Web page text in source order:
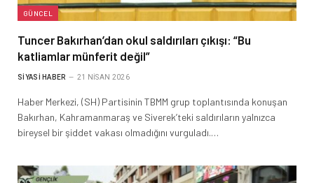
GÜNCEL
Tuncer Bakırhan’dan okul saldırıları çıkışı: “Bu
katliamlar münferit değil”
SIYASI HABER 21 NISAN 2026
Haber Merkezi, (SH) Partisinin TBMM grup toplantısında konuşan
Bakırhan, Kahramanmaraş ve Siverek’teki saldırıların yalnızca
bireysel bir şiddet vakası olmadığını vurguladı.…